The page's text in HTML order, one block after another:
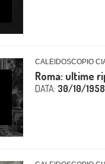
CALEIDOSCOPIO
Roma: ultime
DATA: 30/10/1958